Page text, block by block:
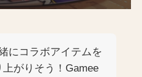
にコラボアイテムを
がりそう！Gamee